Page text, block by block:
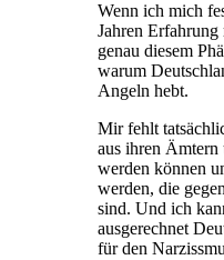
Wenn ich mich
Jahren
genau diesem
warum
Angeln hebt.
Mir fehlt
aus ihren
werden können
werden, die
sind. Und ich
ausgerechnet
für den